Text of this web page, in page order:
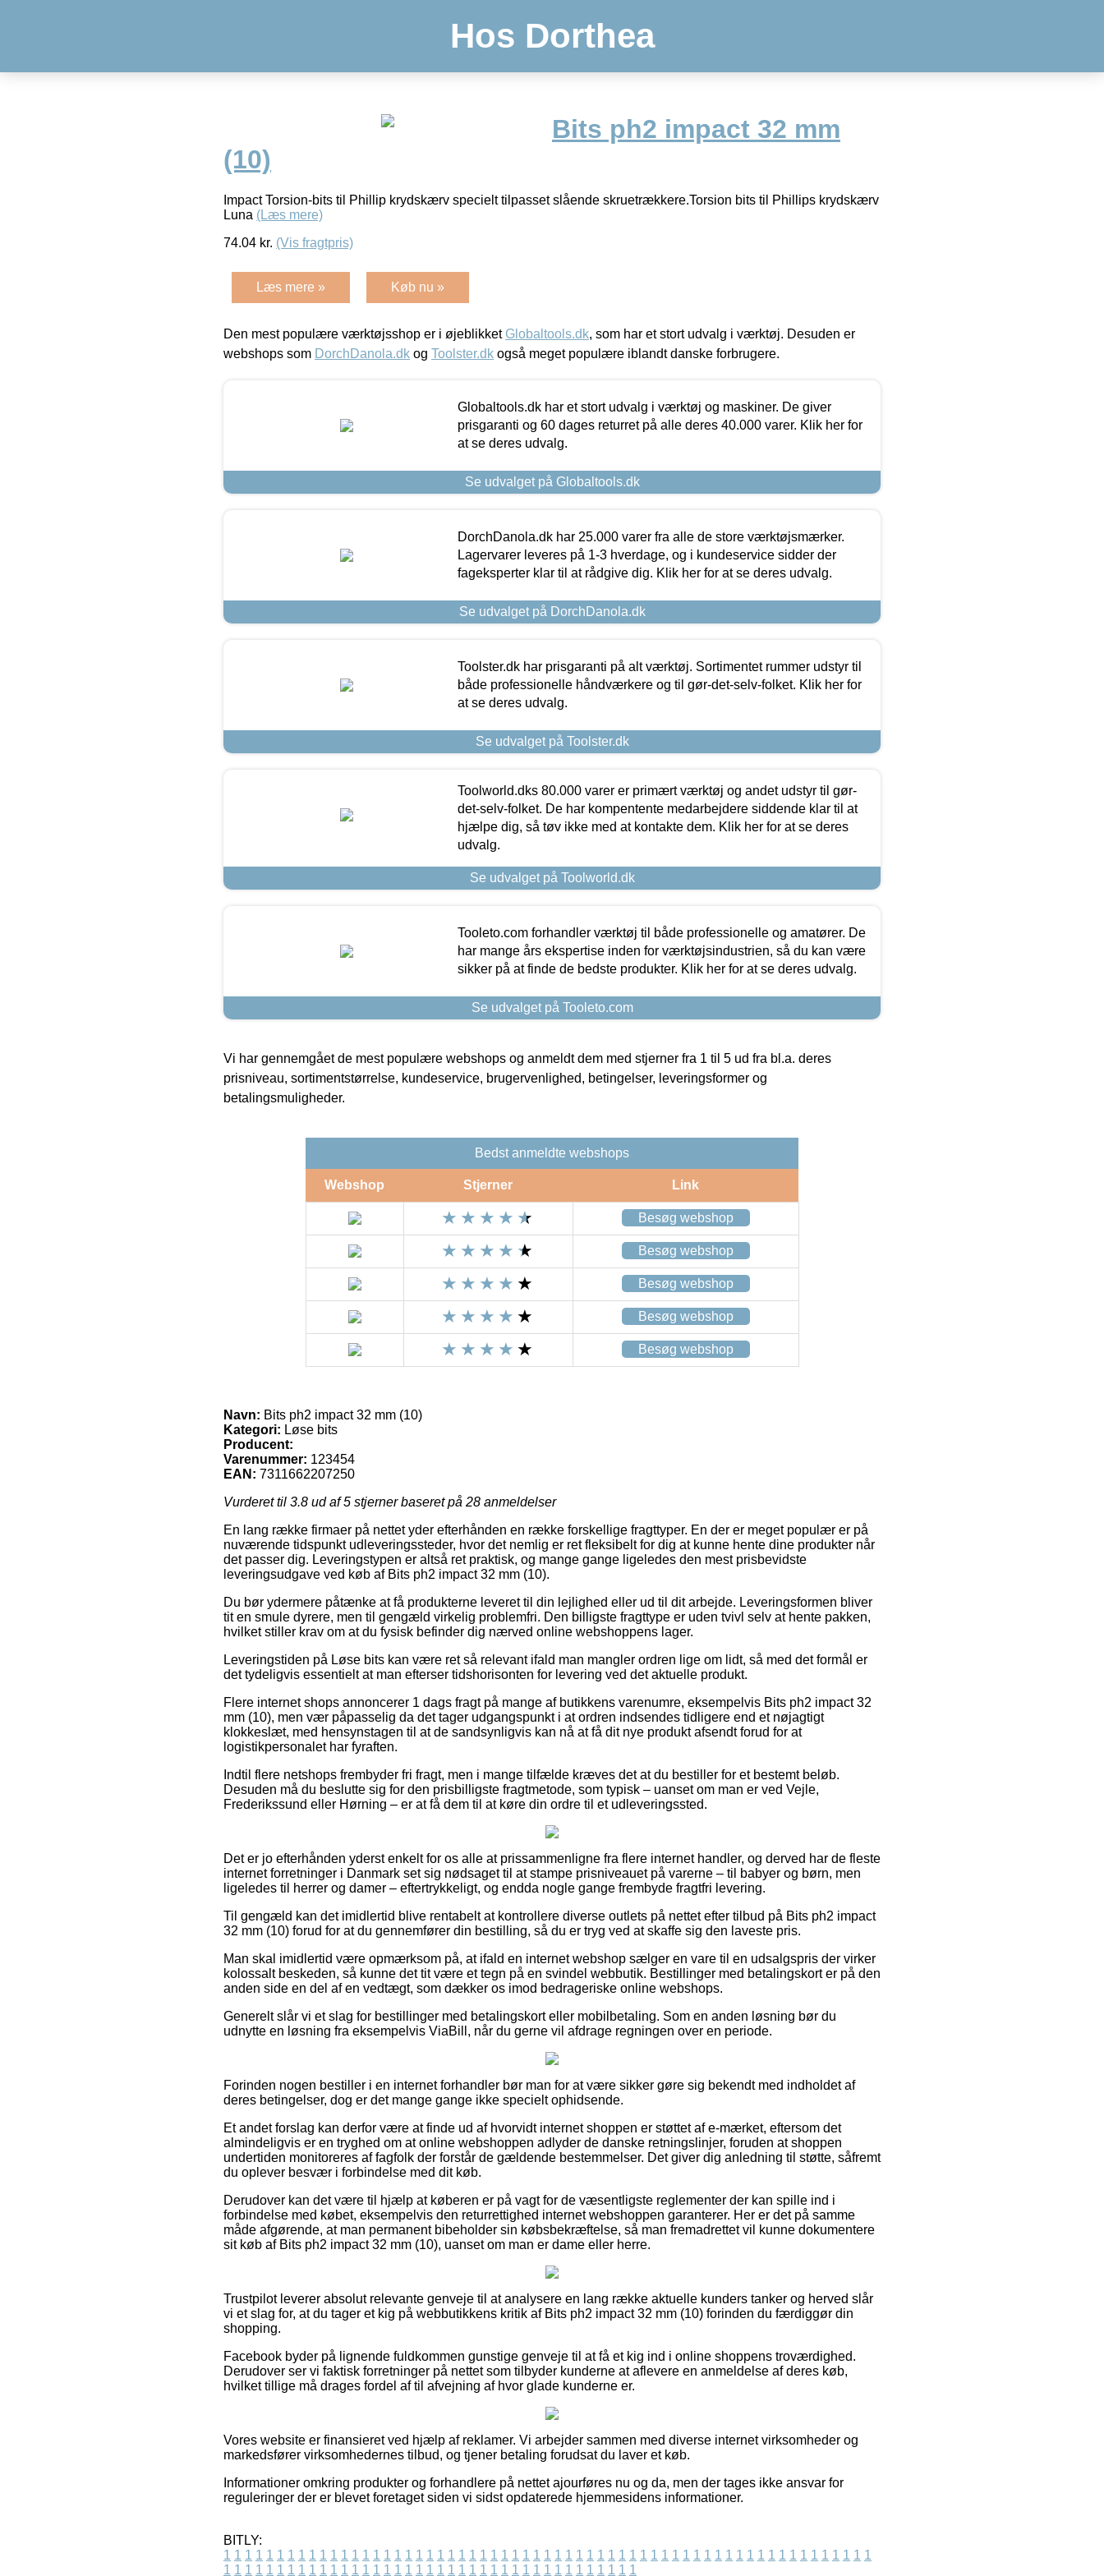
Hos Dorthea
Bits ph2 impact 32 mm
(10)
Impact Torsion-bits til Phillip krydskærv specielt tilpasset slående skruetrækkere.Torsion bits til Phillips krydskærv
Luna (Læs mere)
74.04 kr. (Vis fragtpris)
Læs mere » Køb nu »
Den mest populære værktøjsshop er i øjeblikket Globaltools.dk, som har et stort udvalg i værktøj. Desuden er
webshops som DorchDanola.dk og Toolster.dk også meget populære iblandt danske forbrugere.
Globaltools.dk har et stort udvalg i værktøj og maskiner. De giver
prisgaranti og 60 dages returret på alle deres 40.000 varer. Klik her for
at se deres udvalg.
Se udvalget på Globaltools.dk
DorchDanola.dk har 25.000 varer fra alle de store værktøjsmærker.
Lagervarer leveres på 1-3 hverdage, og i kundeservice sidder der
fageksperter klar til at rådgive dig. Klik her for at se deres udvalg.
Se udvalget på DorchDanola.dk
Toolster.dk har prisgaranti på alt værktøj. Sortimentet rummer udstyr til
både professionelle håndværkere og til gør-det-selv-folket. Klik her for
at se deres udvalg.
Se udvalget på Toolster.dk
Toolworld.dks 80.000 varer er primært værktøj og andet udstyr til gør-
det-selv-folket. De har kompentente medarbejdere siddende klar til at
hjælpe dig, så tøv ikke med at kontakte dem. Klik her for at se deres
udvalg.
Se udvalget på Toolworld.dk
Tooleto.com forhandler værktøj til både professionelle og amatører. De
har mange års ekspertise inden for værktøjsindustrien, så du kan være
sikker på at finde de bedste produkter. Klik her for at se deres udvalg.
Se udvalget på Tooleto.com
Vi har gennemgået de mest populære webshops og anmeldt dem med stjerner fra 1 til 5 ud fra bl.a. deres
prisniveau, sortimentstørrelse, kundeservice, brugervenlighed, betingelser, leveringsformer og
betalingsmuligheder.
Bedst anmeldte webshops
Webshop Stjerner Link
Besøg webshop
Besøg webshop
Besøg webshop
Besøg webshop
Besøg webshop
Navn: Bits ph2 impact 32 mm (10)
Kategori: Løse bits
Producent:
Varenummer: 123454
EAN: 7311662207250
Vurderet til 3.8 ud af 5 stjerner baseret på 28 anmeldelser
En lang række firmaer på nettet yder efterhånden en række forskellige fragttyper. En der er meget populær er på
nuværende tidspunkt udleveringssteder, hvor det nemlig er ret fleksibelt for dig at kunne hente dine produkter når
det passer dig. Leveringstypen er altså ret praktisk, og mange gange ligeledes den mest prisbevidste
leveringsudgave ved køb af Bits ph2 impact 32 mm (10).
Du bør ydermere påtænke at få produkterne leveret til din lejlighed eller ud til dit arbejde. Leveringsformen bliver
tit en smule dyrere, men til gengæld virkelig problemfri. Den billigste fragttype er uden tvivl selv at hente pakken,
hvilket stiller krav om at du fysisk befinder dig nærved online webshoppens lager.
Leveringstiden på Løse bits kan være ret så relevant ifald man mangler ordren lige om lidt, så med det formål er
det tydeligvis essentielt at man efterser tidshorisonten for levering ved det aktuelle produkt.
Flere internet shops annoncerer 1 dags fragt på mange af butikkens varenumre, eksempelvis Bits ph2 impact 32
mm (10), men vær påpasselig da det tager udgangspunkt i at ordren indsendes tidligere end et nøjagtigt
klokkeslæt, med hensynstagen til at de sandsynligvis kan nå at få dit nye produkt afsendt forud for at
logistikpersonalet har fyraften.
Indtil flere netshops frembyder fri fragt, men i mange tilfælde kræves det at du bestiller for et bestemt beløb.
Desuden må du beslutte sig for den prisbilligste fragtmetode, som typisk – uanset om man er ved Vejle,
Frederikssund eller Hørning – er at få dem til at køre din ordre til et udleveringssted.
Det er jo efterhånden yderst enkelt for os alle at prissammenligne fra flere internet handler, og derved har de fleste
internet forretninger i Danmark set sig nødsaget til at stampe prisniveauet på varerne – til babyer og børn, men
ligeledes til herrer og damer – eftertrykkeligt, og endda nogle gange frembyde fragtfri levering.
Til gengæld kan det imidlertid blive rentabelt at kontrollere diverse outlets på nettet efter tilbud på Bits ph2 impact
32 mm (10) forud for at du gennemfører din bestilling, så du er tryg ved at skaffe sig den laveste pris.
Man skal imidlertid være opmærksom på, at ifald en internet webshop sælger en vare til en udsalgspris der virker
kolossalt beskeden, så kunne det tit være et tegn på en svindel webbutik. Bestillinger med betalingskort er på den
anden side en del af en vedtægt, som dækker os imod bedrageriske online webshops.
Generelt slår vi et slag for bestillinger med betalingskort eller mobilbetaling. Som en anden løsning bør du
udnytte en løsning fra eksempelvis ViaBill, når du gerne vil afdrage regningen over en periode.
Forinden nogen bestiller i en internet forhandler bør man for at være sikker gøre sig bekendt med indholdet af
deres betingelser, dog er det mange gange ikke specielt ophidsende.
Et andet forslag kan derfor være at finde ud af hvorvidt internet shoppen er støttet af e-mærket, eftersom det
almindeligvis er en tryghed om at online webshoppen adlyder de danske retningslinjer, foruden at shoppen
undertiden monitoreres af fagfolk der forstår de gældende bestemmelser. Det giver dig anledning til støtte, såfremt
du oplever besvær i forbindelse med dit køb.
Derudover kan det være til hjælp at køberen er på vagt for de væsentligste reglementer der kan spille ind i
forbindelse med købet, eksempelvis den returrettighed internet webshoppen garanterer. Her er det på samme
måde afgørende, at man permanent bibeholder sin købsbekræftelse, så man fremadrettet vil kunne dokumentere
sit køb af Bits ph2 impact 32 mm (10), uanset om man er dame eller herre.
Trustpilot leverer absolut relevante genveje til at analysere en lang række aktuelle kunders tanker og herved slår
vi et slag for, at du tager et kig på webbutikkens kritik af Bits ph2 impact 32 mm (10) forinden du færdiggør din
shopping.
Facebook byder på lignende fuldkommen gunstige genveje til at få et kig ind i online shoppens troværdighed.
Derudover ser vi faktisk forretninger på nettet som tilbyder kunderne at aflevere en anmeldelse af deres køb,
hvilket tillige må drages fordel af til afvejning af hvor glade kunderne er.
Vores website er finansieret ved hjælp af reklamer. Vi arbejder sammen med diverse internet virksomheder og
markedsfører virksomhedernes tilbud, og tjener betaling forudsat du laver et køb.
Informationer omkring produkter og forhandlere på nettet ajourføres nu og da, men der tages ikke ansvar for
reguleringer der er blevet foretaget siden vi sidst opdaterede hjemmesidens informationer.
BITLY:
1 1 1 1 1 1 1 1 1 1 1 1 1 1 1 1 1 1 1 1 1 1 1 1 1 1 1 1 1 1 1 1 1 1 1 1 1 1 1 1 1 1 1 1 1 1 1 1 1 1 1 1 1 1 1 1 1 1 1 1 1
1 1 1 1 1 1 1 1 1 1 1 1 1 1 1 1 1 1 1 1 1 1 1 1 1 1 1 1 1 1 1 1 1 1 1 1 1 1 1